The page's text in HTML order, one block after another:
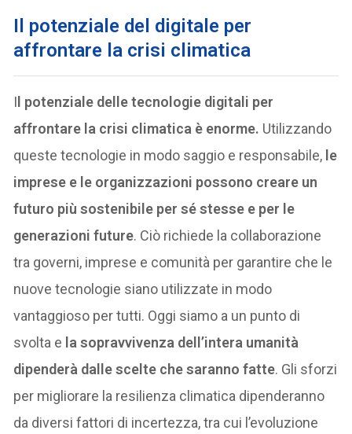
Il potenziale del digitale per
affrontare la crisi climatica
Il potenziale delle tecnologie digitali per
affrontare la crisi climatica è enorme. Utilizzando
queste tecnologie in modo saggio e responsabile, le
imprese e le organizzazioni possono creare un
futuro più sostenibile per sé stesse e per le
generazioni future. Ciò richiede la collaborazione
tra governi, imprese e comunità per garantire che le
nuove tecnologie siano utilizzate in modo
vantaggioso per tutti. Oggi siamo a un punto di
svolta e la sopravvivenza dell’intera umanità
dipenderà dalle scelte che saranno fatte. Gli sforzi
per migliorare la resilienza climatica dipenderanno
da diversi fattori di incertezza, tra cui l’evoluzione